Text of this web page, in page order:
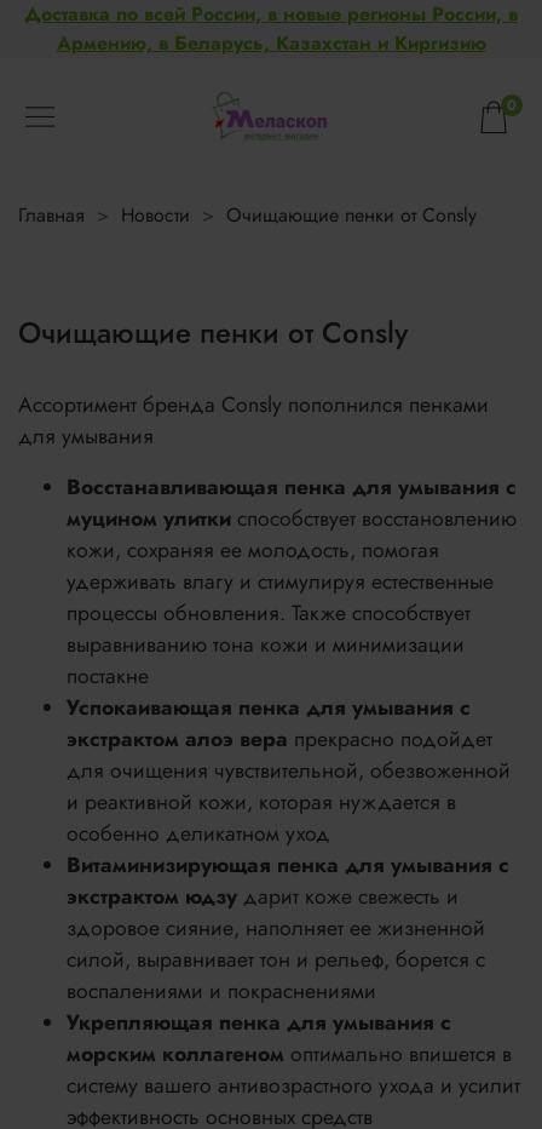
Доставка по всей России, в новые регионы России, в
Армению, в Беларусь, Казахстан и Киргизию
0
Главная Новости Очищающие пенки от Consly
Очищающие пенки от Consly
Ассортимент бренда Consly пополнился пенками
для умывания
Восстанавливающая пенка для умывания с
муцином улитки способствует восстановлению
кожи, сохраняя ее молодость, помогая
удерживать влагу и стимулируя естественные
процессы обновления. Также способствует
выравниванию тона кожи и минимизации
постакне
Успокаивающая пенка для умывания c
экстрактом алоэ вера прекрасно подойдет
для очищения чувствительной, обезвоженной
и реактивной кожи, которая нуждается в
особенно деликатном уход
Витаминизирующая пенка для умывания с
экстрактом юдзу дарит коже свежесть и
здоровое сияние, наполняет ее жизненной
силой, выравнивает тон и рельеф, борется с
воспалениями и покраснениями
Укрепляющая пенка для умывания с
морским коллагеном оптимально впишется в
систему вашего антивозрастного ухода и усилит
эффективность основных средств